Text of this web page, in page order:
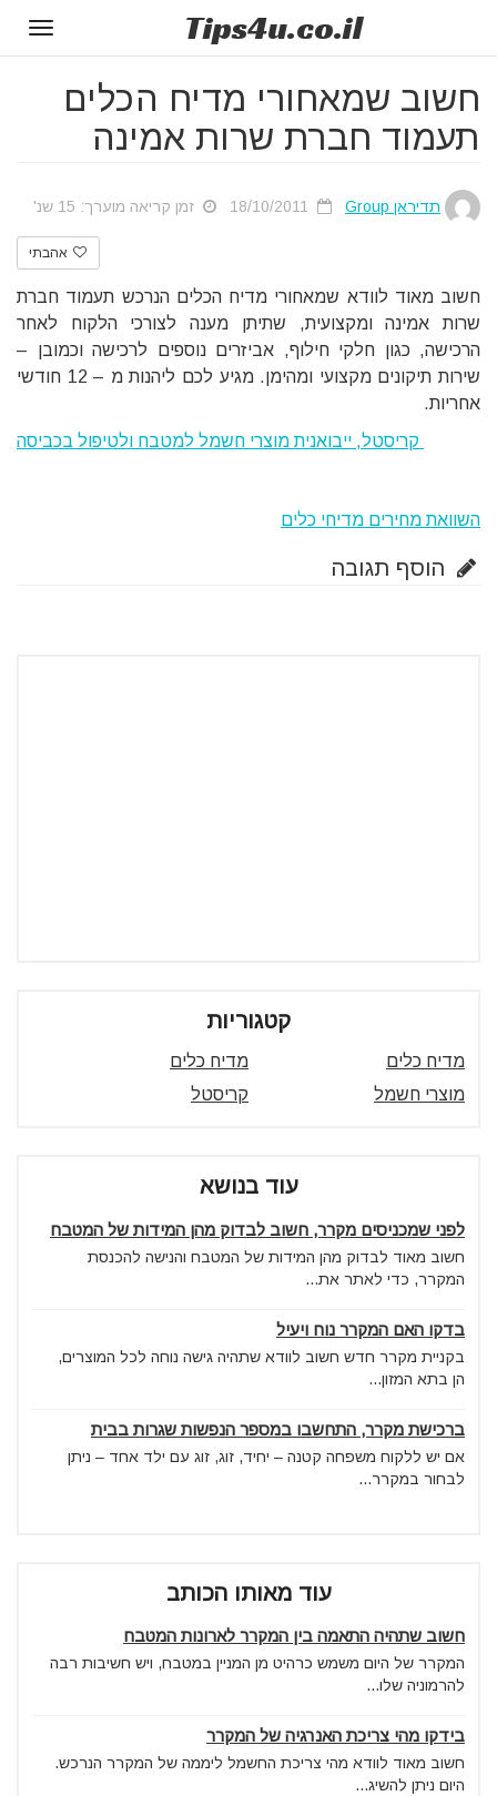
Tips4u.co.il
חשוב שמאחורי מדיח הכלים
תעמוד חברת שרות אמינה
תדיראן Group זמן קריאה מוערך: 15 שנ'
אהבתי
חשוב מאוד לוודא שמאחורי מדיח הכלים הנרכש תעמוד חברת
שרות אמינה ומקצועית, שתיתן מענה לצורכי הלקוח לאחר
הרכישה, כגון חלקי חילוף, אביזרים נוספים לרכישה וכמובן –
שירות תיקונים מקצועי ומהימן. מגיע לכם ליהנות מ – 12 חודשי
אחריות.
קריסטל, ייבואנית מוצרי חשמל למטבח ולטיפול בכביסה
השוואת מחירים מדיחי כלים
הוסף תגובה
קטגוריות
מדיח כלים
מדיח כלים
מוצרי חשמל
קריסטל
עוד בנושא
לפני שמכניסים מקרר, חשוב לבדוק מהן המידות של המטבח
חשוב מאוד לבדוק מהן המידות של המטבח והנישה להכנסת
המקרר, כדי לאתר את...
בדקו האם המקרר נוח ויעיל
בקניית מקרר חדש חשוב לוודא שתהיה גישה נוחה לכל המוצרים,
הן בתא המזון...
ברכישת מקרר, התחשבו במספר הנפשות שגרות בבית
אם יש ללקוח משפחה קטנה – יחיד, זוג, זוג עם ילד אחד – ניתן
לבחור במקרר...
עוד מאותו הכותב
חשוב שתהיה התאמה בין המקרר לארונות המטבח
המקרר של היום משמש כרהיט מן המניין במטבח, ויש חשיבות רבה
להרמוניה שלו...
בידקו מהי צריכת האנרגיה של המקרר
חשוב מאוד לוודא מהי צריכת החשמל ליממה של המקרר הנרכש.
היום ניתן להשיג...